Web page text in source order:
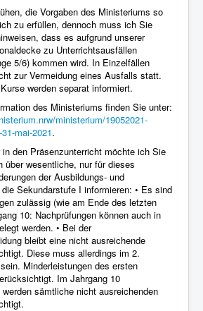
die Vorgaben des Ministeriums so
zu erfüllen, dennoch muss ich Sie
dass es aufgrund unserer
zu Unterrichtsausfällen
5/6) kommen wird. In Einzelfällen
zur Vermeidung eines Ausfalls statt.
werden separat informiert.
des Ministeriums finden Sie unter:
ministerium/19052021-
mai-2021.
in den Präsenzunterricht möchte ich Sie
über wesentliche, nur für dieses
der Ausbildungs- und
Sekundarstufe I informieren: • Es sind
zulässig (wie am Ende des letzten
10: Nachprüfungen können auch in
werden. • Bei der
bleibt eine nicht ausreichende
Diese muss allerdings im 2.
Minderleistungen des ersten
Im Jahrgang 10
sämtliche nicht ausreichenden